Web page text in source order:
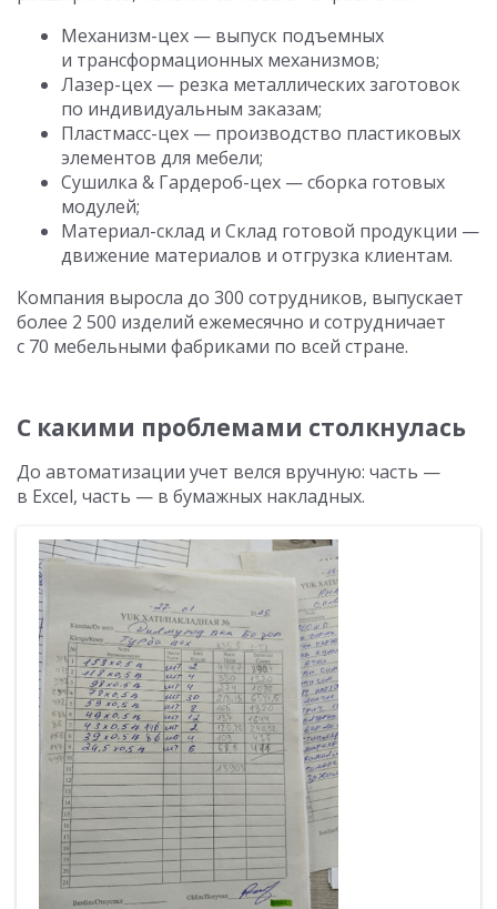
Механизм-цех — выпуск подъемных
и трансформационных механизмов;
Лазер-цех — резка металлических заготовок
по индивидуальным заказам;
Пластмасс-цех — производство пластиковых
элементов для мебели;
Сушилка & Гардероб-цех — сборка готовых
модулей;
Материал-склад и Склад готовой продукции —
движение материалов и отгрузка клиентам.
Компания выросла до 300 сотрудников, выпускает
более 2 500 изделий ежемесячно и сотрудничает
с 70 мебельными фабриками по всей стране.
С какими проблемами столкнулась
До автоматизации учет велся вручную: часть —
в Excel, часть — в бумажных накладных.